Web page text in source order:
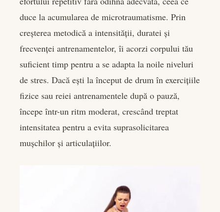
duce la acumularea de microtraumatisme. Prin
creșterea metodică a intensității, duratei și
frecvenței antrenamentelor, îi acorzi corpului tău
suficient timp pentru a se adapta la noile niveluri
de stres. Dacă ești la început de drum în exercițiile
fizice sau reiei antrenamentele după o pauză,
începe într-un ritm moderat, crescând treptat
intensitatea pentru a evita suprasolicitarea
mușchilor și articulațiilor.